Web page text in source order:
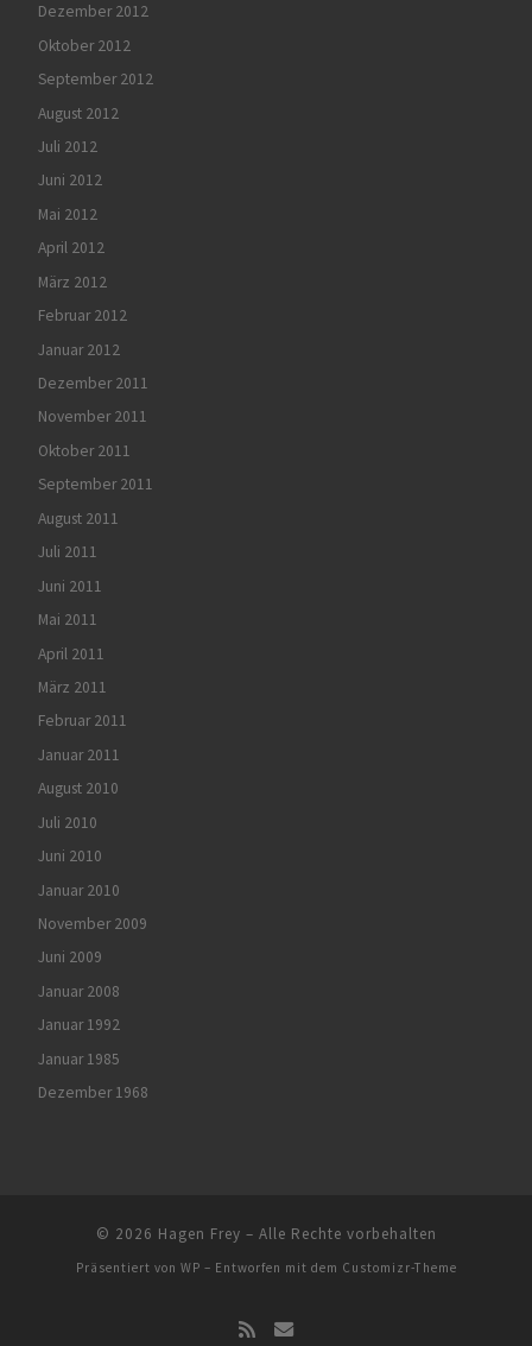
Dezember 2012
Oktober 2012
September 2012
August 2012
Juli 2012
Juni 2012
Mai 2012
April 2012
März 2012
Februar 2012
Januar 2012
Dezember 2011
November 2011
Oktober 2011
September 2011
August 2011
Juli 2011
Juni 2011
Mai 2011
April 2011
März 2011
Februar 2011
Januar 2011
August 2010
Juli 2010
Juni 2010
Januar 2010
November 2009
Juni 2009
Januar 2008
Januar 1992
Januar 1985
Dezember 1968
© 2026 Hagen Frey – Alle Rechte vorbehalten
Präsentiert von WP – Entworfen mit dem Customizr-Theme